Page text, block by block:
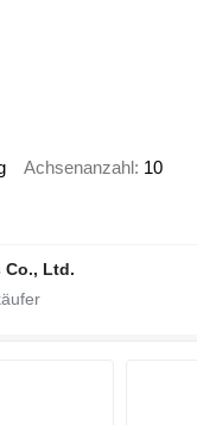
Achsenanzahl 10
Co., Ltd.